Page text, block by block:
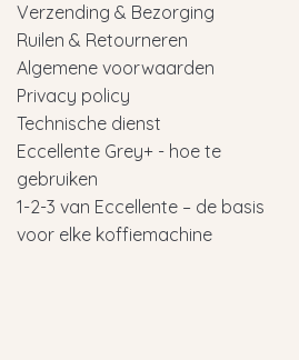
Verzending & Bezorging
Ruilen & Retourneren
Algemene voorwaarden
Privacy policy
Technische dienst
Eccellente Grey+ - hoe te
gebruiken
1-2-3 van Eccellente – de basis
voor elke koffiemachine